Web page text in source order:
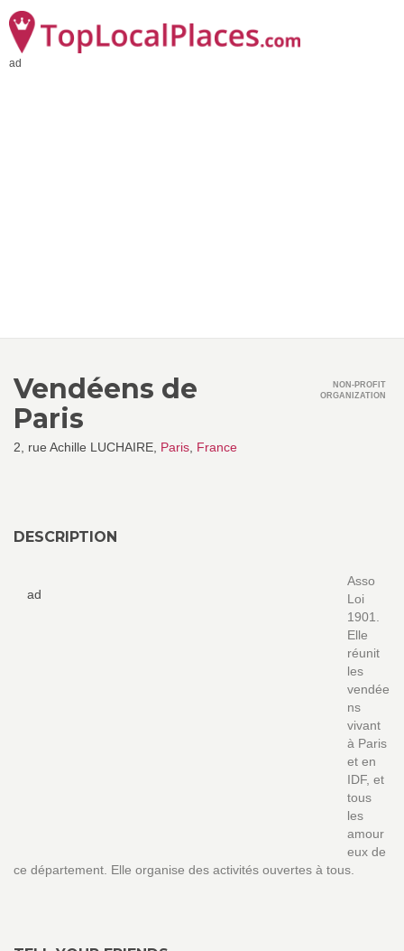
ad
Vendéens de
Paris
2, rue Achille LUCHAIRE, Paris France
NON-PROFIT
ORGANIZATION
DESCRIPTION
ad
Asso
Loi
1901.
Elle
réunit
les
vendée
ns
vivant
à Paris
et en
IDF, et
tous
les
amour
eux de
ce département. Elle organise des activités ouvertes à tous.